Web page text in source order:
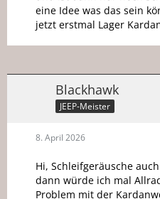
eine Idee was das sein
jetzt erstmal Lager
Blackhawk
JEEP-Meister
8. April 2026
Hi, Schleifgeräusche
dann würde ich mal
Problem mit der